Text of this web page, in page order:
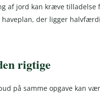
af jord kan kræve tilladelse
haveplan, der ligger
rigtige
på samme opgave kan